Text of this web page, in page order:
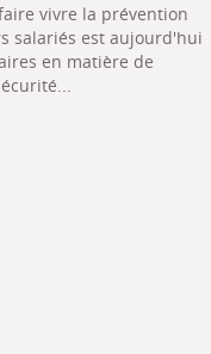
vivre la prévention
salariés est aujourd'hui
en matière de
sur LinkedIn